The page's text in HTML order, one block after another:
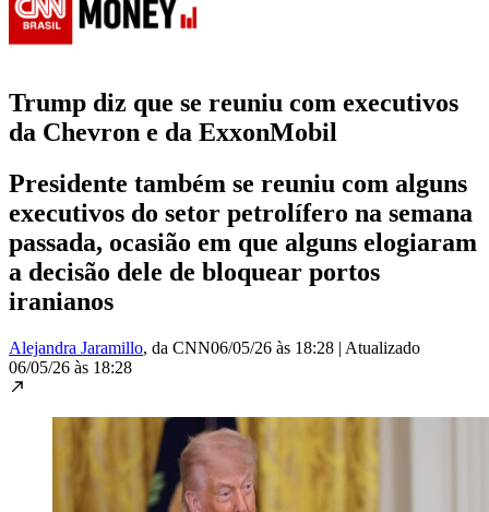
Trump diz que se reuniu com executivos
da Chevron e da ExxonMobil
Presidente também se reuniu com alguns
executivos do setor petrolífero na semana
passada, ocasião em que alguns elogiaram
a decisão dele de bloquear portos
iranianos
Alejandra Jaramillo, da CNN06/05/26 às 18:28 | Atualizado
06/05/26 às 18:28